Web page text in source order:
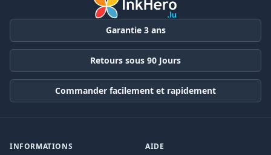
Garantie 3 ans
Retours sous 90 Jours
Commander facilement et rapidement
INFORMATIONS AIDE